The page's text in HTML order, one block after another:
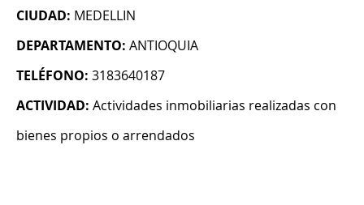
CIUDAD: MEDELLIN
DEPARTAMENTO: ANTIOQUIA
TELÉFONO: 3183640187
ACTIVIDAD: Actividades inmobiliarias realizadas con
bienes propios o arrendados